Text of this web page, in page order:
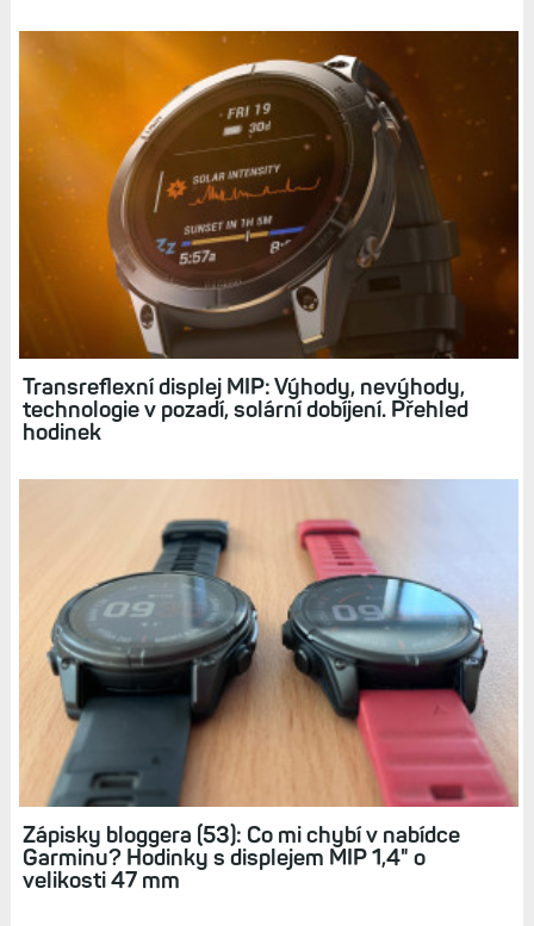
Transreflexní displej MIP: Výhody, nevýhody,
technologie v pozadí, solární dobíjení. Přehled
hodinek
Zápisky bloggera (53): Co mi chybí v nabídce
Garminu? Hodinky s displejem MIP 1,4" o
velikosti 47 mm